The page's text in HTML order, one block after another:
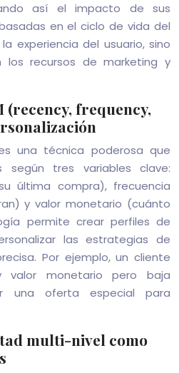
así el impacto de sus
en el ciclo de vida del
experiencia del usuario, sino
los recursos de marketing y
(recency, frequency,
una técnica poderosa que
tres variables clave:
última compra), frecuencia
y valor monetario (cuánto
permite crear perfiles de
las estrategias de
Por ejemplo, un cliente
monetario pero baja
una oferta especial para
multi-nivel como